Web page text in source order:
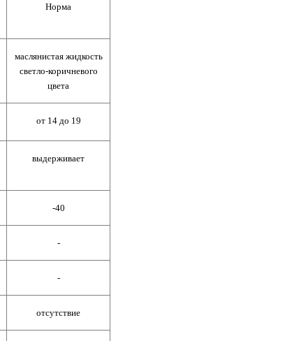
Норма
маслянистая жидкость
светло-коричневого
цвета
от 14 до 19
выдерживает
-40
-
-
отсутствие